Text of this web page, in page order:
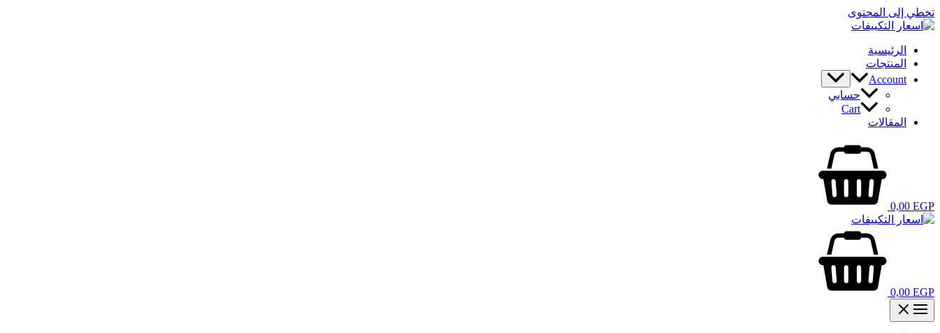
تخطي إلى المحتوى
الرئيسية
المنتجات
Account
حسابي
Cart
المقالات
0,00 EGP
0,00 EGP